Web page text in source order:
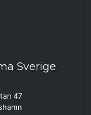
Sverige
47